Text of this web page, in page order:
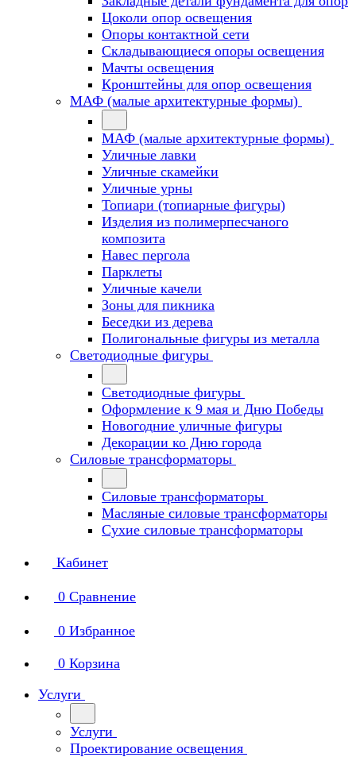
Цоколи опор освещения
Опоры контактной сети
Cкладывающиеся опоры освещения
Мачты освещения
Кронштейны для опор освещения
МАФ (малые архитектурные формы)
МАФ (малые архитектурные формы)
Уличные лавки
Уличные скамейки
Уличные урны
Топиари (топиарные фигуры)
Изделия из полимерпесчаного
композита
Навес пергола
Парклеты
Уличные качели
Зоны для пикника
Беседки из дерева
Полигональные фигуры из металла
Светодиодные фигуры
Светодиодные фигуры
Оформление к 9 мая и Дню Победы
Новогодние уличные фигуры
Декорации ко Дню города
Силовые трансформаторы
Силовые трансформаторы
Масляные силовые трансформаторы
Сухие силовые трансформаторы
Кабинет
0 Сравнение
0 Избранное
0 Корзина
Услуги
Услуги
Проектирование освещения